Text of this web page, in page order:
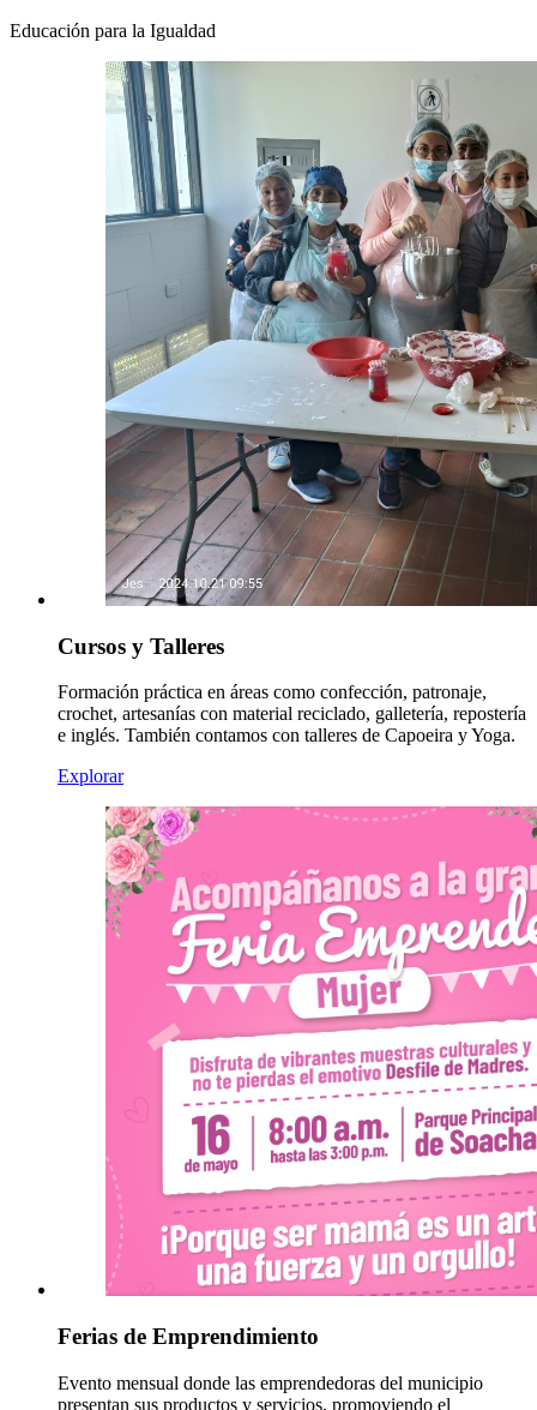
Educación para la Igualdad
Cursos y Talleres
Formación práctica en áreas como confección, patronaje,
crochet, artesanías con material reciclado, galletería, repostería
e inglés. También contamos con talleres de Capoeira y Yoga.
Explorar
Ferias de Emprendimiento
Evento mensual donde las emprendedoras del municipio
presentan sus productos y servicios, promoviendo el